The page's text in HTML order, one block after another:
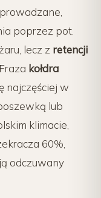
poprzez pot.
lecz z retencji
. Fraza kołdra
najczęściej w
lub
klimacie,
60%,
odczuwany